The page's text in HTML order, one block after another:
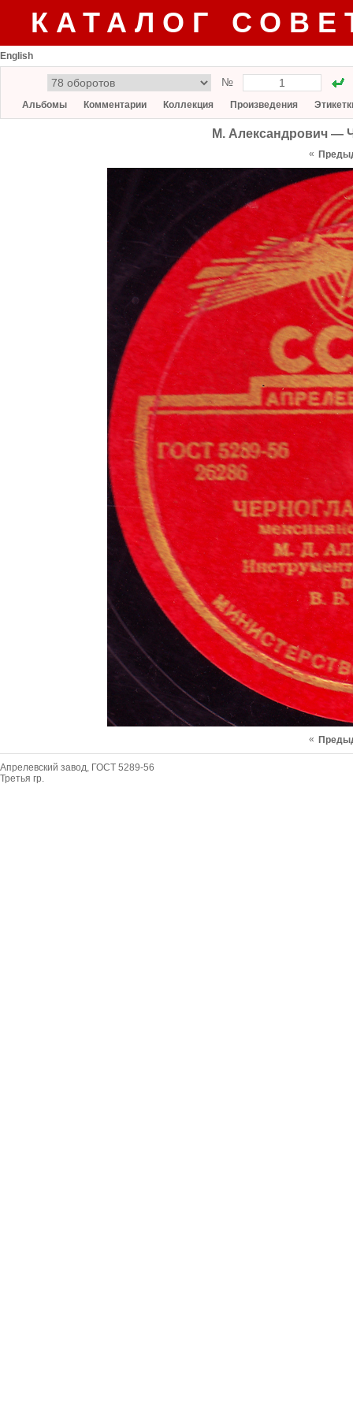
КАТАЛОГ
English
№
Альбомы Комментарии Коллекция Произведения
М. Александрович —
«
«
Апрелевский завод, ГОСТ 5289-56
Третья гр.